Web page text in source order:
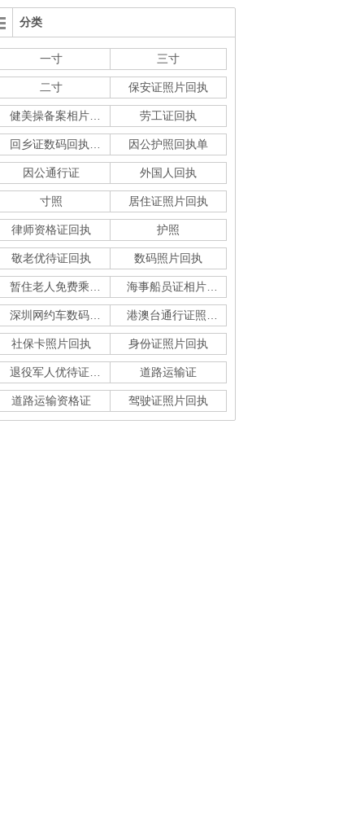
分类
一寸 三寸
二寸 保安证照片回执
劳工证回执
因公护照回执单
因公通行证 外国人回执
寸照 居住证照片回执
律师资格证回执 护照
敬老优待证回执 数码照片回执
海事船员证相片采集
社保卡照片回执 身份证照片回执
道路运输证
道路运输资格证 驾驶证照片回执